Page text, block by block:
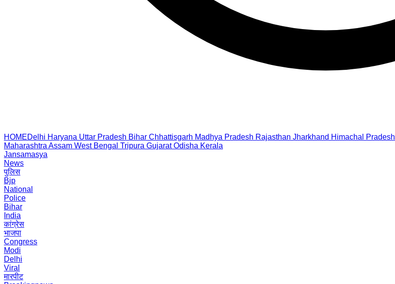
HOMEDelhi Haryana Uttar Pradesh Bihar Chhattisgarh Madhya Pradesh Rajasthan Jharkhand Himachal Pradesh
Maharashtra Assam West Bengal Tripura Gujarat Odisha Kerala
Jansamasya
News
पुलिस
Bjp
National
Police
Bihar
India
कांग्रेस
भाजपा
Congress
Modi
Delhi
Viral
मारपीट